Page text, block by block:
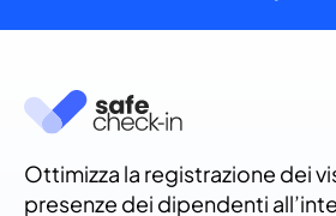
Ottimizza la registrazione dei
presenze dei dipendenti